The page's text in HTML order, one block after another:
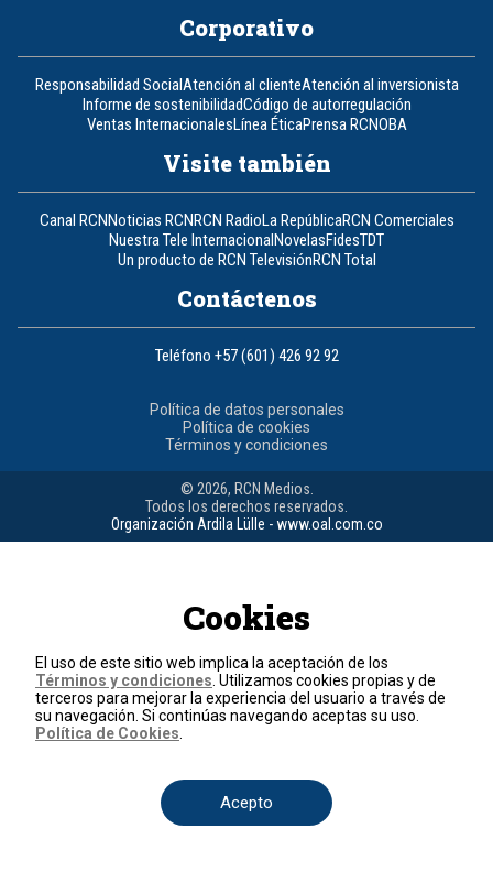
Corporativo
Responsabilidad SocialAtención al clienteAtención al inversionista
Informe de sostenibilidadCódigo de autorregulación
Ventas InternacionalesLínea ÉticaPrensa RCNOBA
Visite también
Canal RCNNoticias RCNRCN RadioLa RepúblicaRCN Comerciales
Nuestra Tele InternacionalNovelasFidesTDT
Un producto de RCN TelevisiónRCN Total
Contáctenos
Teléfono +57 (601) 426 92 92
Política de datos personales
Política de cookies
Términos y condiciones
© 2026, RCN Medios.
Todos los derechos reservados.
Organización Ardila Lülle - www.oal.com.co
Cookies
El uso de este sitio web implica la aceptación de los
Términos y condiciones . Utilizamos cookies propias y de
terceros para mejorar la experiencia del usuario a través de
su navegación. Si continúas navegando aceptas su uso.
Política de Cookies
Acepto